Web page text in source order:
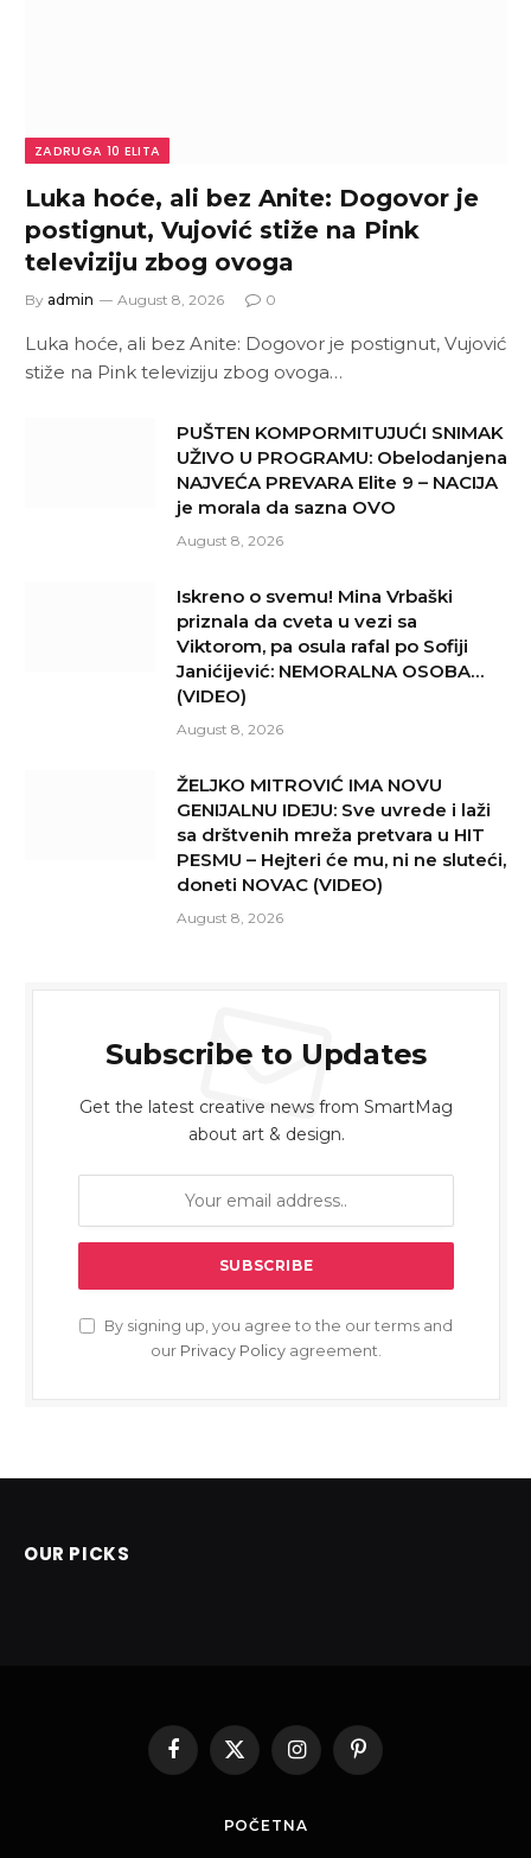
ZADRUGA 10 ELITA
Luka hoće, ali bez Anite: Dogovor je
postignut, Vujović stiže na Pink
televiziju zbog ovoga
By admin August 8, 2026 0
Luka hoće, ali bez Anite: Dogovor je postignut, Vujović
stiže na Pink televiziju zbog ovoga…
PUŠTEN KOMPORMITUJUĆI SNIMAK
UŽIVO U PROGRAMU: Obelodanjena
NAJVEĆA PREVARA Elite 9 – NACIJA
je morala da sazna OVO
August 8, 2026
Iskreno o svemu! Mina Vrbaški
priznala da cveta u vezi sa
Viktorom, pa osula rafal po Sofiji
Janićijević: NEMORALNA OSOBA…
(VIDEO)
August 8, 2026
ŽELJKO MITROVIĆ IMA NOVU
GENIJALNU IDEJU: Sve uvrede i laži
sa drštvenih mreža pretvara u HIT
PESMU – Hejteri će mu, ni ne sluteći,
doneti NOVAC (VIDEO)
August 8, 2026
Subscribe to Updates
Get the latest creative news from SmartMag
about art & design.
By signing up, you agree to the our terms and
our Privacy Policy agreement.
OUR PICKS
Facebook
X
InstagramPinterest
POČETNA